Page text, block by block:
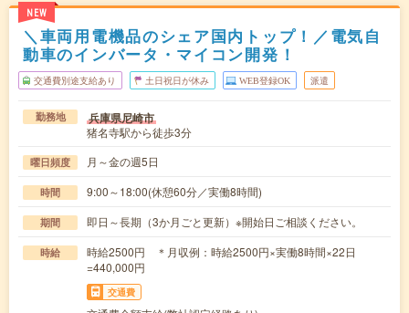
NEW
＼車両用電機品のシェア国内トップ！／電気自
動車のインバータ・マイコン開発！
交通費別途支給あり 土日祝日が休み WEB登録OK 派遣
勤務地 兵庫県尼崎市
猪名寺駅から徒歩3分
曜日頻度 月～金の週5日
時間 9:00～18:00(休憩60分／実働8時間)
期間 即日～長期（3か月ごと更新）※開始日ご相談ください。
時給
時給2500円 ＊月収例：時給2500円×実働8時間×22日
=440,000円
交通費